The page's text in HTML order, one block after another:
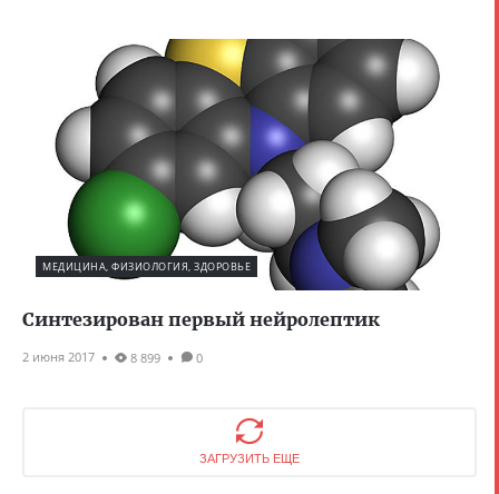
МЕДИЦИНА, ФИЗИОЛОГИЯ, ЗДОРОВЬЕ
Синтезирован первый нейролептик
2 июня 2017 8 899 0
ЗАГРУЗИТЬ ЕЩЕ